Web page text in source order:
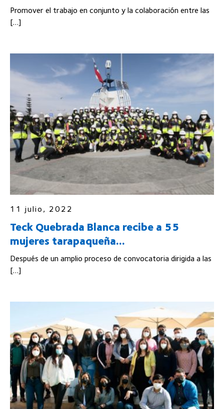
Promover el trabajo en conjunto y la colaboración entre las
[…]
11 julio, 2022
Teck Quebrada Blanca recibe a 55
mujeres tarapaqueña...
Después de un amplio proceso de convocatoria dirigida a las
[…]